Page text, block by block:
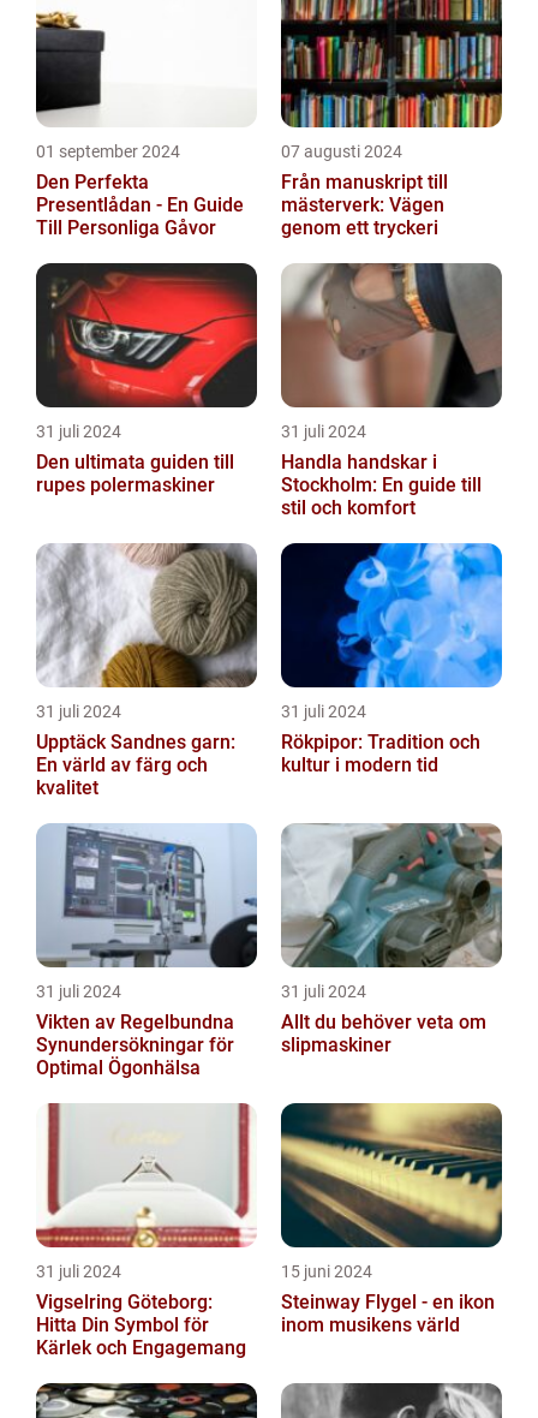
01 september 2024
Den Perfekta
Presentlådan - En Guide
Till Personliga Gåvor
07 augusti 2024
Från manuskript till
mästerverk: Vägen
genom ett tryckeri
31 juli 2024
Den ultimata guiden till
rupes polermaskiner
31 juli 2024
Handla handskar i
Stockholm: En guide till
stil och komfort
31 juli 2024
Upptäck Sandnes garn:
En värld av färg och
kvalitet
31 juli 2024
Rökpipor: Tradition och
kultur i modern tid
31 juli 2024
Vikten av Regelbundna
Synundersökningar för
Optimal Ögonhälsa
31 juli 2024
Allt du behöver veta om
slipmaskiner
31 juli 2024
Vigselring Göteborg:
Hitta Din Symbol för
Kärlek och Engagemang
15 juni 2024
Steinway Flygel - en ikon
inom musikens värld